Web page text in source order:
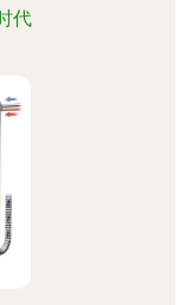
代